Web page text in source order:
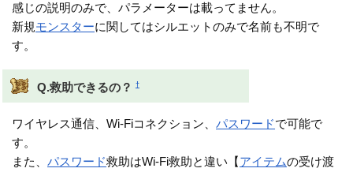
感じの説明のみで、パラメーターは載ってません。
新規モンスターに関してはシルエットのみで名前も不明で
す。
Q.救助できるの？ †
ワイヤレス通信、Wi-Fiコネクション、パスワードで可能で
す。
また、パスワード救助はWi-Fi救助と違い【アイテムの受け渡